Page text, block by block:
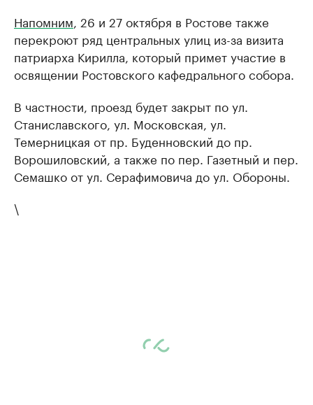
Напомним, 26 и 27 октября в Ростове также
перекроют ряд центральных улиц из-за визита
патриарха Кирилла, который примет участие в
освящении Ростовского кафедрального собора.
В частности, проезд будет закрыт по ул.
Станиславского, ул. Московская, ул.
Темерницкая от пр. Буденновский до пр.
Ворошиловский, а также по пер. Газетный и пер.
Семашко от ул. Серафимовича до ул. Обороны.
\